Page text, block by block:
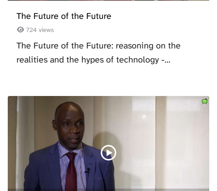
The Future of the Future
724 views
The Future of the Future: reasoning on the
realities and the hypes of technology -...